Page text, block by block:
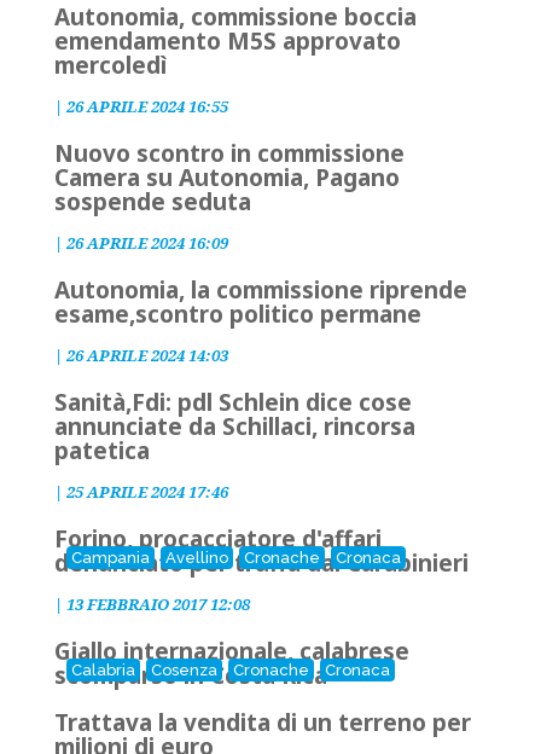
Autonomia, commissione boccia
emendamento M5S approvato
mercoledì
| 26 APRILE 2024 16:55
Nuovo scontro in commissione
Camera su Autonomia, Pagano
sospende seduta
| 26 APRILE 2024 16:09
Autonomia, la commissione riprende
esame,scontro politico permane
| 26 APRILE 2024 14:03
Sanità,Fdi: pdl Schlein dice cose
annunciate da Schillaci, rincorsa
patetica
| 25 APRILE 2024 17:46
Campania Avellino Cronache Cronaca
Forino, procacciatore d'affari
denunciato per truffa dai Carabinieri
| 13 FEBBRAIO 2017 12:08
Calabria Cosenza Cronache Cronaca
Giallo internazionale, calabrese
scomparso in Costa Rica
Trattava la vendita di un terreno per
milioni di euro